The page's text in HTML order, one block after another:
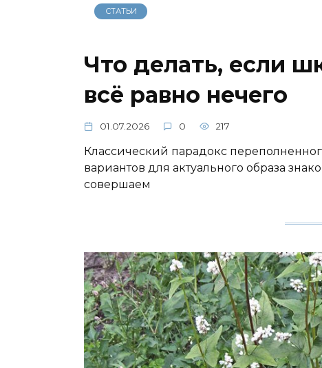
СТАТЬИ
Что делать, если
всё равно нечего
01.07.2026 0 217
Классический парадокс
вариантов для актуального образа
совершаем